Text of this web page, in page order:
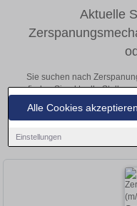
Alle Cookies akzeptieren
Einstellungen
Aktuelle
Sie suchen nach
finden Sie aktuelle
Büro, vor Ort oder remote: